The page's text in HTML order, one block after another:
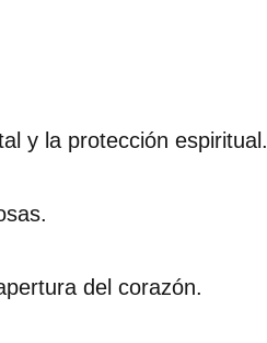
y la protección espiritual.
del corazón.